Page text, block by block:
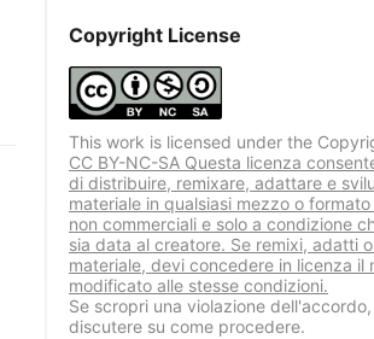
Copyright License
This work is licensed under the
CC BY-NC-SA Questa licenza
di distribuire, remixare, adattare e
materiale in qualsiasi mezzo o
non commerciali e solo a condizione
sia data al creatore. Se remixi, adatti
materiale, devi concedere in licenza il
modificato alle stesse condizioni.
Se scropri una violazione
discutere su come procedere.